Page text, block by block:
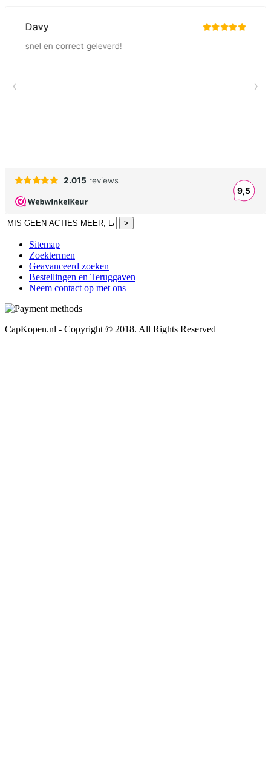
>
Sitemap
Zoektermen
Geavanceerd zoeken
Bestellingen en Teruggaven
Neem contact op met ons
CapKopen.nl - Copyright © 2018. All Rights Reserved